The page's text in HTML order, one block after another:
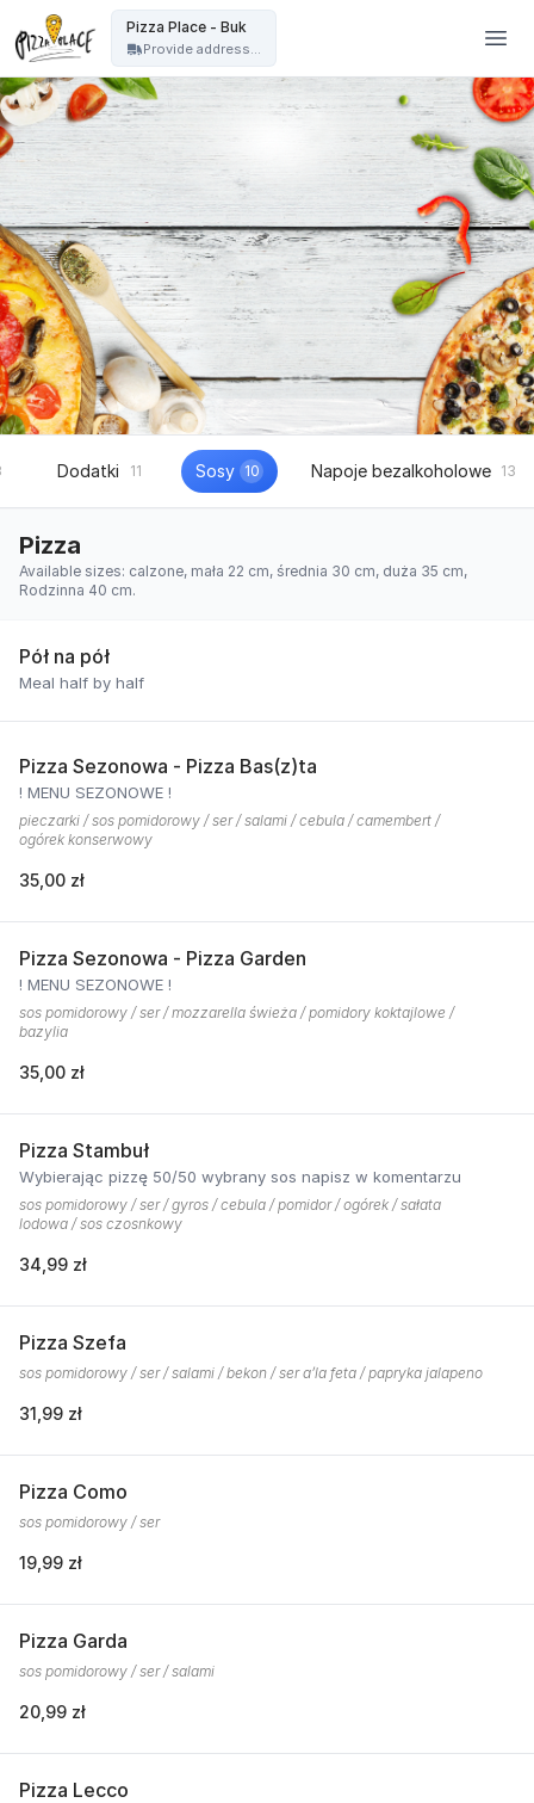
Pizza Place - Buk
Provide address...
Dodatki 11 Sosy 10 Napoje bezalkoholowe 13
Pizza
Available sizes: calzone, mała 22 cm, średnia 30 cm, duża 35 cm,
Rodzinna 40 cm.
Pół na pół
Meal half by half
Pizza Sezonowa - Pizza Bas(z)ta
! MENU SEZONOWE !
pieczarki / sos pomidorowy / ser / salami / cebula / camembert /
ogórek konserwowy
35,00 zł
Pizza Sezonowa - Pizza Garden
! MENU SEZONOWE !
sos pomidorowy / ser / mozzarella świeża / pomidory koktajlowe /
bazylia
35,00 zł
Pizza Stambuł
Wybierając pizzę 50/50 wybrany sos napisz w komentarzu
sos pomidorowy / ser / gyros / cebula / pomidor / ogórek / sałata
lodowa / sos czosnkowy
34,99 zł
Pizza Szefa
sos pomidorowy / ser / salami / bekon / ser a’la feta / papryka jalapeno
31,99 zł
Pizza Como
sos pomidorowy / ser
19,99 zł
Pizza Garda
sos pomidorowy / ser / salami
20,99 zł
Pizza Lecco